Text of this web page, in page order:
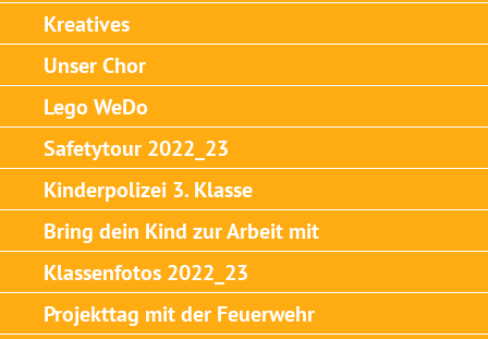
Kreatives
Unser Chor
Lego WeDo
Safetytour 2022_23
Kinderpolizei 3. Klasse
Bring dein Kind zur Arbeit mit
Klassenfotos 2022_23
Projekttag mit der Feuerwehr